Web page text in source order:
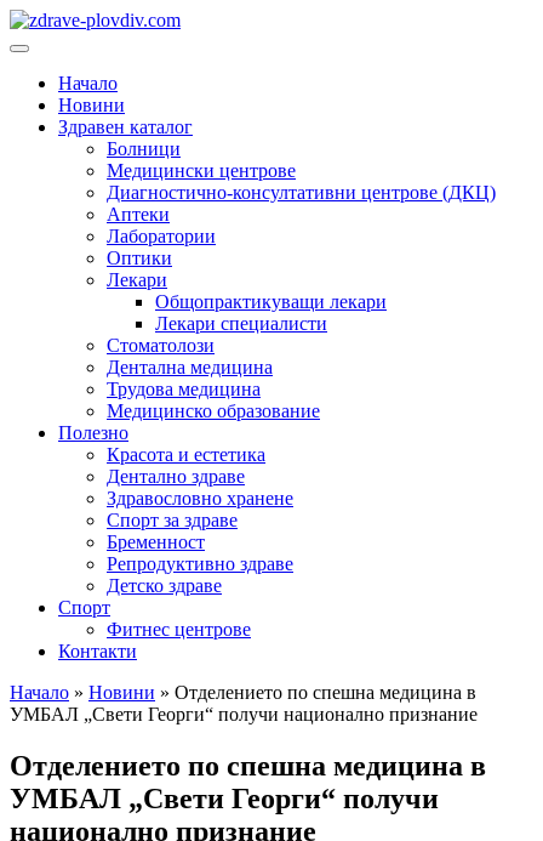
Преминете
към
Основно
Начало
Новини
Здравен каталог
Болници
Медицински центрове
Диагностично-консултативни центрове (ДКЦ)
Аптеки
Лаборатории
Оптики
Лекари
Общопрактикуващи лекари
Лекари специалисти
Стоматолози
Дентална медицина
Трудова медицина
Медицинско образование
Полезно
Красота и естетика
Дентално здраве
Здравословно хранене
Спорт за здраве
Бременност
Репродуктивно здраве
Детско здраве
Спорт
Фитнес центрове
Контакти
Начало » Новини » Отделението по спешна медицина в
УМБАЛ „Свети Георги“ получи национално признание
Отделението по спешна медицина в
УМБАЛ „Свети Георги“ получи
национално признание